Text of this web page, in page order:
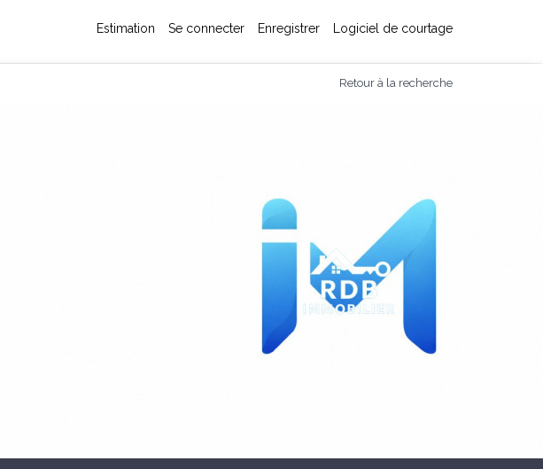
Estimation Se connecter Enregistrer Logiciel de courtage
Retour à la recherche